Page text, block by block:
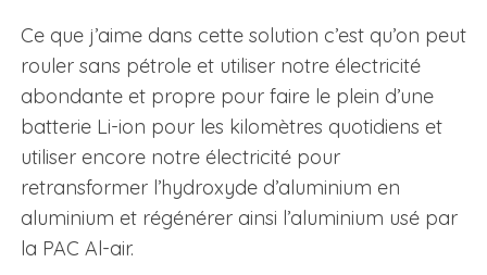
Ce que j’aime dans cette solution c’est qu’on peut
rouler sans pétrole et utiliser notre électricité
abondante et propre pour faire le plein d’une
batterie Li-ion pour les kilomètres quotidiens et
utiliser encore notre électricité pour
retransformer l’hydroxyde d’aluminium en
aluminium et régénérer ainsi l’aluminium usé par
la PAC Al-air.